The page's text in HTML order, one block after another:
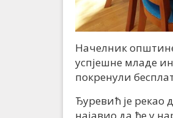
Начелник
успјешне младе
покренули
Ђуревић је рекао